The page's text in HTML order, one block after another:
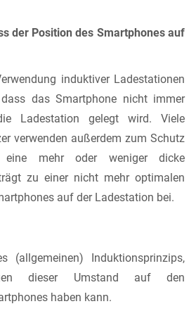
der Position des Smartphones auf
induktiver Ladestationen
das Smartphone nicht immer
Ladestation gelegt wird. Viele
verwenden außerdem zum Schutz
eine mehr oder weniger dicke
zu einer nicht mehr optimalen
auf der Ladestation bei.
(allgemeinen) Induktionsprinzips,
dieser Umstand auf den
haben kann.